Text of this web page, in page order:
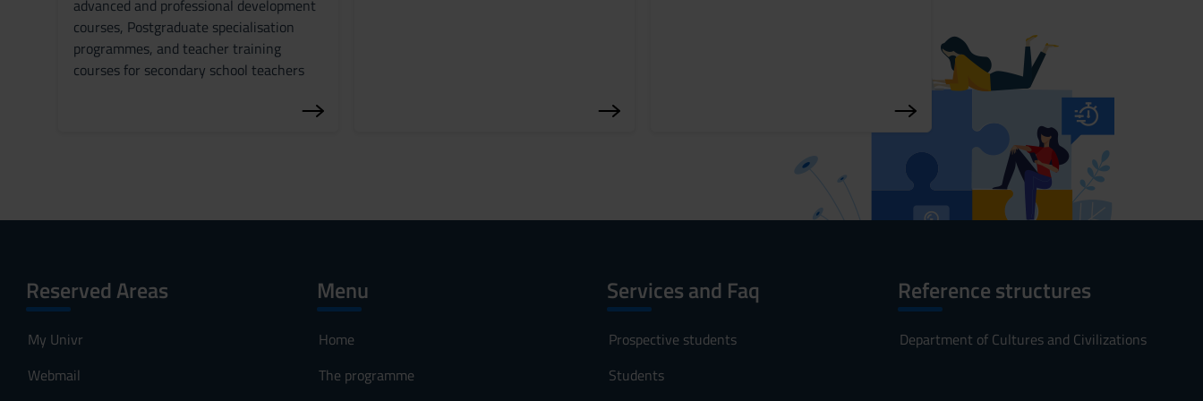
o
advanced and professional development
courses, Postgraduate specialisation
programmes, and teacher training
courses for secondary school teachers
Reserved Areas
My Univr
Webmail
Menu
Home
The programme
Services and Faq
Prospective students
Students
Reference structures
Department of Cultures and Civilizations